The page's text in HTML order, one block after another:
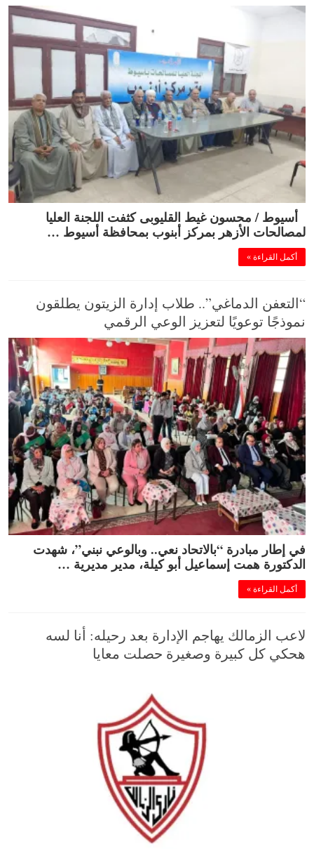
أسيوط / محسون غيط القليوبى كثفت اللجنة العليا
لمصالحات الأزهر بمركز أبنوب بمحافظة أسيوط …
أكمل القراءة »
“التعفن الدماغي”.. طلاب إدارة الزيتون يطلقون
نموذجًا توعويًا لتعزيز الوعي الرقمي
في إطار مبادرة “بالاتحاد نعي.. وبالوعي نبني”، شهدت
الدكتورة همت إسماعيل أبو كيلة، مدير مديرية …
أكمل القراءة »
لاعب الزمالك يهاجم الإدارة بعد رحيله: أنا لسه
هحكي كل كبيرة وصغيرة حصلت معايا